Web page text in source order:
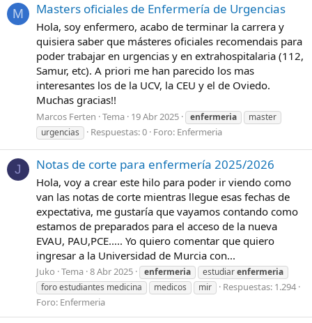
M Masters oficiales de Enfermería de Urgencias
Hola, soy enfermero, acabo de terminar la carrera y
quisiera saber que másteres oficiales recomendais para
poder trabajar en urgencias y en extrahospitalaria (112,
Samur, etc). A priori me han parecido los mas
interesantes los de la UCV, la CEU y el de Oviedo.
Muchas gracias!!
Marcos Ferten Tema 19 Abr 2025 enfermeria
master
urgencias
Respuestas: 0 Foro: Enfermeria
J Notas de corte para enfermería 2025/2026
Hola, voy a crear este hilo para poder ir viendo como
van las notas de corte mientras llegue esas fechas de
expectativa, me gustaría que vayamos contando como
estamos de preparados para el acceso de la nueva
EVAU, PAU,PCE..... Yo quiero comentar que quiero
ingresar a la Universidad de Murcia con...
Juko Tema 8 Abr 2025 enfermeria estudiarenfermeria
foro estudiantes medicina
medicos mir
Respuestas: 1.294
Foro: Enfermeria